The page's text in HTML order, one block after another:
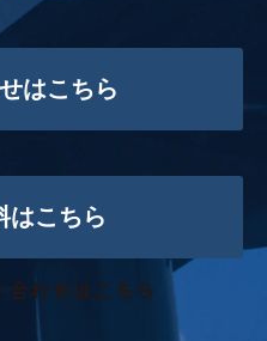
はこちら
はこちら
わせはこちら